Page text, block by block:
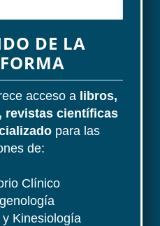
DE LA
acceso a libros,
revistas científicas
para las
de:
Clínico
y Kinesiología